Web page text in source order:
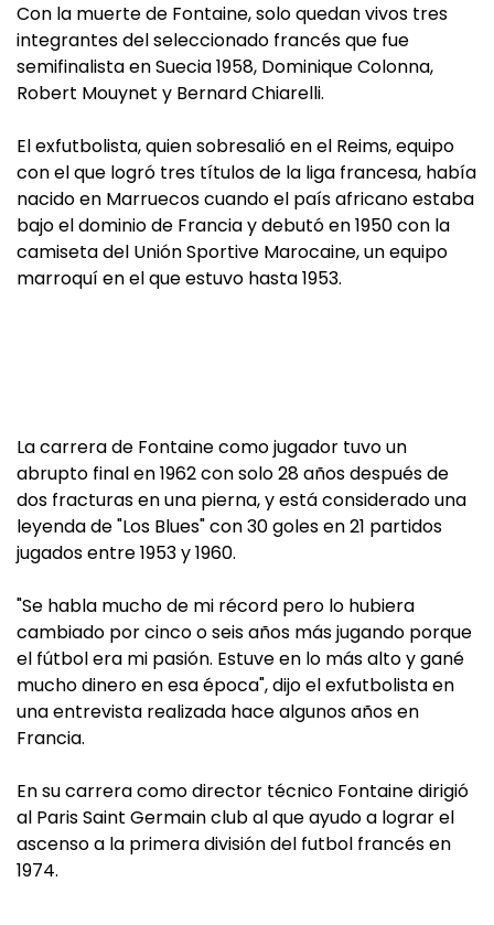
Con la muerte de Fontaine, solo quedan vivos tres
integrantes del seleccionado francés que fue
semifinalista en Suecia 1958, Dominique Colonna,
Robert Mouynet y Bernard Chiarelli.
El exfutbolista, quien sobresalió en el Reims, equipo
con el que logró tres títulos de la liga francesa, había
nacido en Marruecos cuando el país africano estaba
bajo el dominio de Francia y debutó en 1950 con la
camiseta del Unión Sportive Marocaine, un equipo
marroquí en el que estuvo hasta 1953.
La carrera de Fontaine como jugador tuvo un
abrupto final en 1962 con solo 28 años después de
dos fracturas en una pierna, y está considerado una
leyenda de "Los Blues" con 30 goles en 21 partidos
jugados entre 1953 y 1960.
"Se habla mucho de mi récord pero lo hubiera
cambiado por cinco o seis años más jugando porque
el fútbol era mi pasión. Estuve en lo más alto y gané
mucho dinero en esa época", dijo el exfutbolista en
una entrevista realizada hace algunos años en
Francia.
En su carrera como director técnico Fontaine dirigió
al Paris Saint Germain club al que ayudo a lograr el
ascenso a la primera división del futbol francés en
1974.